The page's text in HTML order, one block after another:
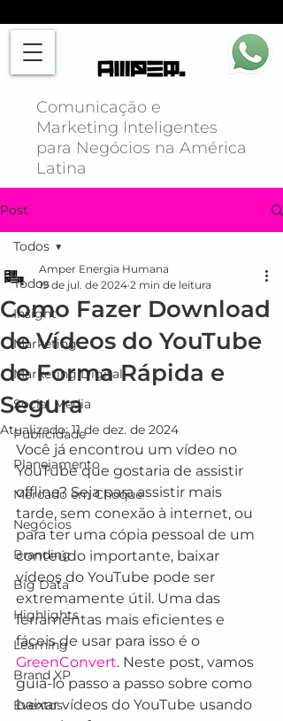
Comunicação e
Marketing Inteligentes
para Negócios na América
Latina
Post
Todos
Insight
Marketing
Marketing Digital
Social Media
Publicidade
Planejamento
Mercado em Choque
Negócios
Branding
Big Data
Highlights
Learning
Brand XP
Eventos
Todos
Como Fazer Download
de Vídeos do YouTube
de Forma Rápida e
Segura
Amper Energia Humana
19 de jul. de 2024 2 min de leitura
Atualizado:11 de dez. de 2024
Você já encontrou um vídeo no
YouTube que gostaria de assistir
offline? Seja para assistir mais
tarde, sem conexão à internet, ou
para ter uma cópia pessoal de um
conteúdo importante, baixar
vídeos do YouTube pode ser
extremamente útil. Uma das
ferramentas mais eficientes e
fáceis de usar para isso é o
GreenConvert. Neste post, vamos
guiá-lo passo a passo sobre como
baixar vídeos do YouTube usando